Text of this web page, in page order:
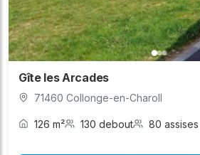
Gîte les Arcades
71460 Collonge-en-Charoll
126 m² 130 debout 80 assises